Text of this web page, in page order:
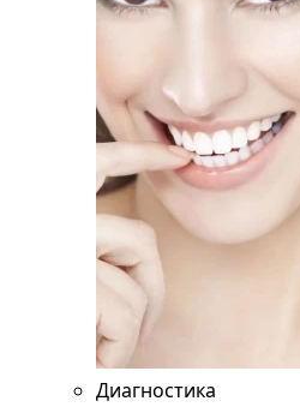
Диагностика